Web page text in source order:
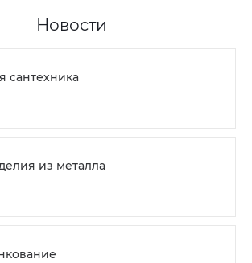
Новости
сантехника
из металла